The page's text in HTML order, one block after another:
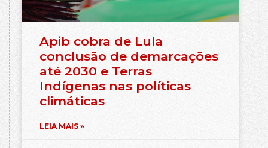
Apib cobra de Lula
conclusão de demarcações
até 2030 e Terras
Indígenas nas políticas
climáticas
LEIA MAIS »